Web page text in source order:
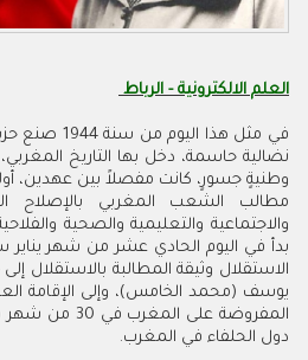
العلم الالكترونية - الرباط
في مثل هذا
نضالية حاسمة، دخل بها التاريخ
مطالب الشعب المغربي بالإصلاح
والاجتماعية والتعليمية والصحية
الاستقلال وثيقة المطالبة بالاستقلال
يوسف (محمد الخامس)، وإلى الإقامة
دول الحلفاء في المغرب.